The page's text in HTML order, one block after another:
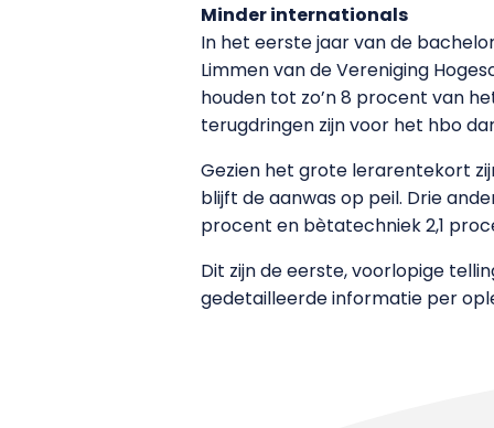
Minder internationals
In het eerste jaar van de
Limmen van de Vereniging
houden tot zo’n 8 procent van
terugdringen zijn voor het hbo
Gezien het grote lerarentekort
blijft de aanwas op peil. Drie
procent en bètatechniek 2,1
Dit zijn de eerste, voorlopige
gedetailleerde informatie per